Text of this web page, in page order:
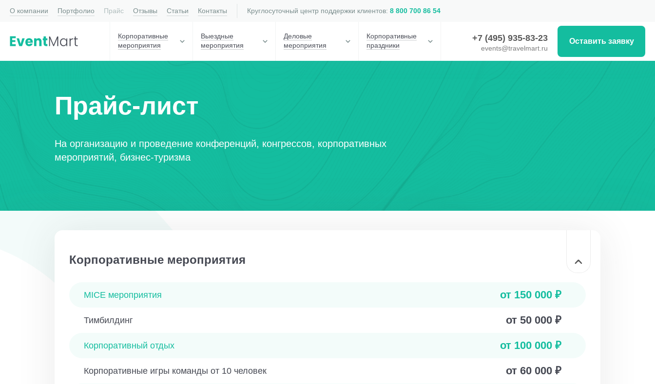
О компании Портфолио Прайс Отзывы Статьи Контакты Круглосуточный центр поддержки клиентов: 8 800 700 86 54
Корпоративные
мероприятия
Выездные
мероприятия
Деловые
мероприятия
Корпоративные
праздники
+7 (495) 935-83-23
events@travelmart.ru
Оставить заявку
Прайс-лист
На организацию и проведение конференций, конгрессов, корпоративных
мероприятий, бизнес-туризма
Корпоративные мероприятия
MICE мероприятия от 150 000 ₽
Тимбилдинг от 50 000 ₽
Корпоративный отдых от 100 000 ₽
Корпоративные игры команды от 10 человек от 60 000 ₽